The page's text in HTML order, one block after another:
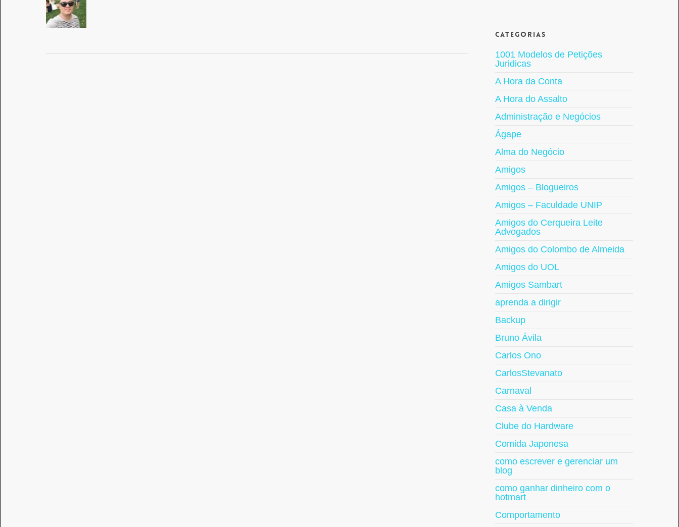
Categorias
1001 Modelos de Petições
Juridicas
A Hora da Conta
A Hora do Assalto
Administração e Negócios
Ágape
Alma do Negócio
Amigos
Amigos – Blogueiros
Amigos – Faculdade UNIP
Amigos do Cerqueira Leite
Advogados
Amigos do Colombo de Almeida
Amigos do UOL
Amigos Sambart
aprenda a dirigir
Backup
Bruno Ávila
Carlos Ono
CarlosStevanato
Carnaval
Casa à Venda
Clube do Hardware
Comida Japonesa
como escrever e gerenciar um
blog
como ganhar dinheiro com o
hotmart
Comportamento